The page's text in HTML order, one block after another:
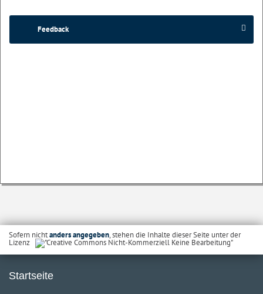
Feedback
Sofern nichtanders angegeben, stehen die Inhalte dieser Seite unter der
Lizenz
Startseite